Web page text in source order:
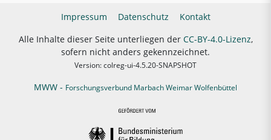
Impressum Datenschutz
Kontakt
Alle Inhalte dieser Seite unterliegen der CC-BY-4.0-Lizenz,
sofern nicht anders gekennzeichnet.
Version: colreg-ui-4.5.20-SNAPSHOT
MWW - Forschungsverbund Marbach Weimar Wolfenbüttel